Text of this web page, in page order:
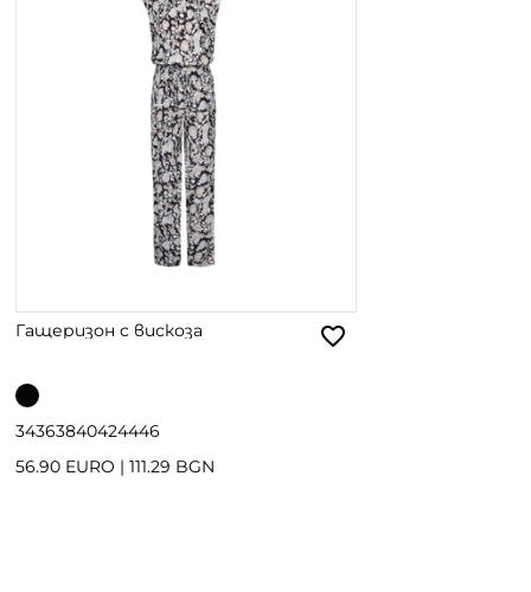
Гащеризон с вискоза
34363840424446
56.90 EURO | 111.29 BGN